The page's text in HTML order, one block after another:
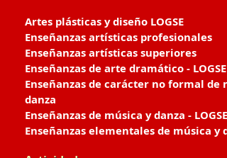
Artes plásticas y diseño LOGSE
Enseñanzas artísticas profesionales
Enseñanzas artísticas superiores
Enseñanzas de arte dramático - LOGSE
Enseñanzas de carácter no formal de
danza
Enseñanzas de música y danza - LOGSE
Enseñanzas elementales de música y